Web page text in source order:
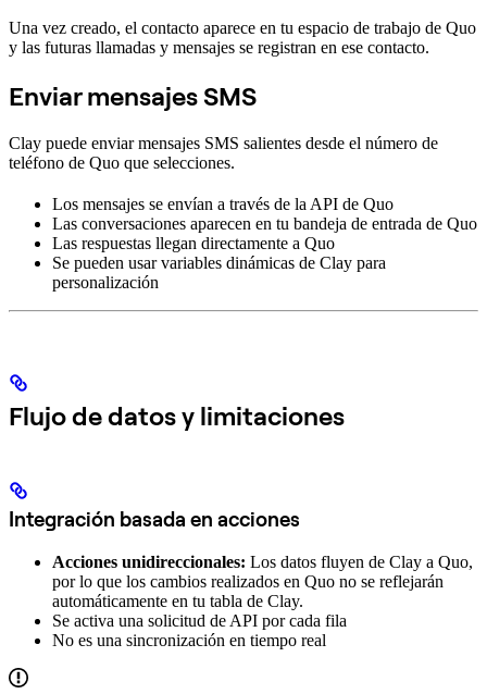
Una vez creado, el contacto aparece en tu espacio de trabajo de Quo
y las futuras llamadas y mensajes se registran en ese contacto.
Enviar mensajes SMS
Clay puede enviar mensajes SMS salientes desde el número de
teléfono de Quo que selecciones.
Los mensajes se envían a través de la API de Quo
Las conversaciones aparecen en tu bandeja de entrada de Quo
Las respuestas llegan directamente a Quo
Se pueden usar variables dinámicas de Clay para
personalización
Flujo de datos y limitaciones
Integración basada en acciones
Acciones unidireccionales: Los datos fluyen de Clay a Quo,
por lo que los cambios realizados en Quo no se reflejarán
automáticamente en tu tabla de Clay.
Se activa una solicitud de API por cada fila
No es una sincronización en tiempo real